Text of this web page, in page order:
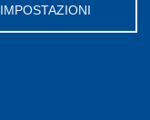
IMPOSTAZIONI